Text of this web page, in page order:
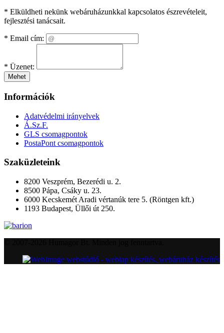
* Elküldheti nekünk webáruházunkkal kapcsolatos észrevételeit,
fejlesztési tanácsait.
* Email cím:
* Üzenet:
Mehet
Információk
Adatvédelmi irányelvek
Á.Sz.F.
GLS csomagpontok
PostaPont csomagpontok
Szaküzleteink
8200 Veszprém, Bezerédi u. 2.
8500 Pápa, Csáky u. 23.
6000 Kecskemét Aradi vértanúk tere 5. (Röntgen kft.)
1193 Budapest, Üllői út 250.